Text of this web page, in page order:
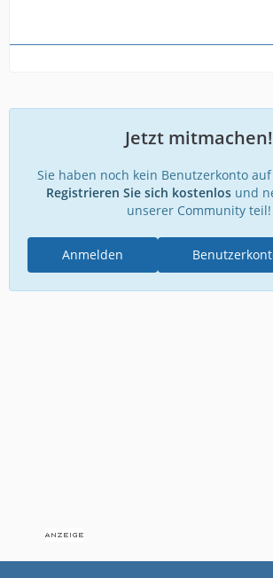
Jetzt mitmachen!
Sie haben noch kein Benutzerkonto
Registrieren Sie sich kostenlosund
unserer Community teil!
Anmelden